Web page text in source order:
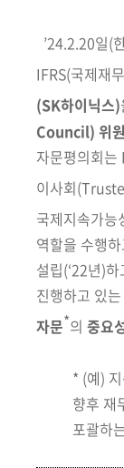
’24.2.20일(
IFRS(국제재
(SK하이닉스)
Council) 위원
자문평의회는
이사회
국제지속가능
역할을 수행
설립(‘22년)하
진행하고 있
자문*의 중요
* (예)
향후 재
포괄하